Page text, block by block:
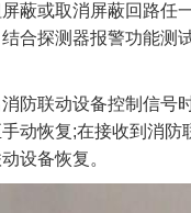
或取消屏蔽回路任
合探测器报警功能测
联动设备控制信号
动恢复;在接收到消
设备恢复。